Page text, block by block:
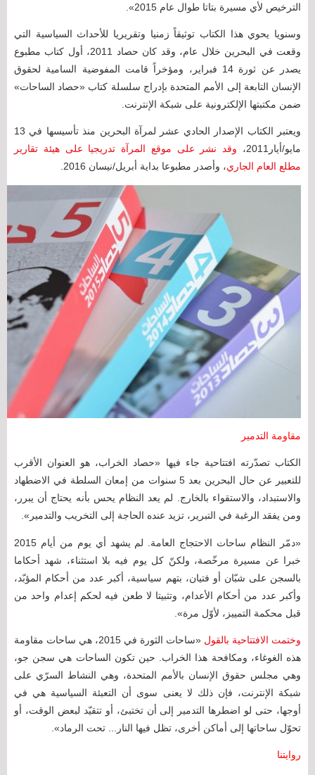
الترخيص لأي مسيرة بتاتا طوال عام 2015».
وسنويا يحوي هذا الكتاب توثيقاً زمنيا وتقريريا للأحداث السياسية التي
وقعت في البحرين خلال عام، وقد كان حصاد 2011، أول كتاب مطبوع
يصدر عن ثورة 14 فبراير، ومؤخراً قامت المفوضية السامية لحقوق
الإنسان التابعة إلى الأمم المتحدة بإدراج سلسلة كتاب «حصاد الساحات»
ضمن مكتبتها الإلكترونية على شبكة الإنترنت.
ويعتبر الكتاب الإصدار الحادي عشر لمرآة البحرين منذ تأسيسها في 13
مايو/أيار2011،
وقد نشر على موقع المرآة تدريجيا على هيئة تقارير
مطلع العام الجاري، وأصدر مطبوعا بداية أبريل/نيسان 2016.
مقاومة التدمير
الكتاب تصدّرته افتتاحية جاء فيها «حصاد الخراب، هو العنوان الأقرب
للتعبير عن حال البحرين بعد 5 سنوات من إمعان السلطة في الاضطهاد
والاستبداد، والاستقواء بالخارج. لم يعد النظام يحس بأنه يحتاج أن يبرر،
ومن يفقد الرغبة في التبرير، تزيد عنده الحاجة إلى التخريب والتدمير».
«دمّر النظام ساحات الاحتجاج العامة. لم يشهد أي يوم من أيام 2015
خبرا عن مسيرة مرخّصة، ولكنّ كل يوم فيه بلا استثناء، شهد أحكاما
بالسجن على شبّان أو فتيان، بتهم سياسية، أكبر عدد من أحكام المؤبّد،
وأكبر عدد من أحكام الأعدام، وتثبيتا لا طعن فيه لحكم إعدام واحد من
قبل محكمة التمييز، لأوّل مرة».
وختمت الافتتاحية بالقول
«ساحات الثورة في 2015، هي ساحات مقاومة
هذه الغوغاء، ومكافحة هذا الخراب. حين تكون الساحات هي سجن جو،
وهي مجلس حقوق الإنسان بالأمم المتحدة، وهي النشاط السرّي على
شبكة الإنترنت، فإن ذلك لا يعنى سوى أن التعبئة السياسية هي في
أوجها، حتى لو اضطرها التدمير إلى أن تختبئ، أو تتقيّد لبعض الوقت، أو
تحوّل ساحاتها إلى أماكن أخرى، تظل فيها النار... تحت الرماد».
روايتنا